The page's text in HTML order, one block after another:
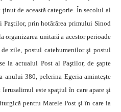
de această categorie. În secolul al
Paştilor, prin hotărârea primului Sinod
organizarea unitară a acestor perioade
zile, postul catehumenilor şi postul
la actualul Post al Paştilor, de şapte
anului 380, pelerina Egeria aminteşte
este spaţiul în care apare şi
pentru Marele Post şi în care ia